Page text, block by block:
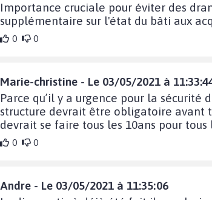
Importance cruciale pour éviter des
supplémentaire sur l'état du bâti aux
0 0
Marie-christine - Le 03/05/2021 à
Parce qu’il y a urgence pour la
structure devrait être obligatoire avant
devrait se faire tous les 10ans pour tous
0 0
Andre - Le 03/05/2021 à 11:35:06